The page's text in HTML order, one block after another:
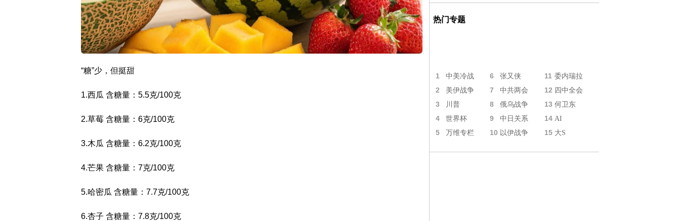
“糖”少，但挺甜
1.西瓜 含糖量：5.5克/100克
2.草莓 含糖量：6克/100克
3.木瓜 含糖量：6.2克/100克
4.芒果 含糖量：7克/100克
5.哈密瓜 含糖量：7.7克/100克
6.杏子 含糖量：7.8克/100克
热门专题
1 中美冷战 6 张又侠 11 委内瑞拉
2 美伊战争 7 中共两会 12 四中全会
3 川普 8 俄乌战争 13 何卫东
4 世界杯 9 中日关系 14 AI
5 万维专栏 10 以伊战争 15 大S